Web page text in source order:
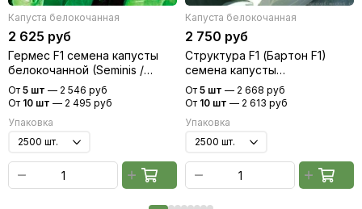
Капуста белокочанная
2 625 руб
Гермес F1 семена капусты
белокочанной (Seminis /
Семинис)
От 5 шт — 2 546 руб
От 10 шт — 2 495 руб
Упаковка
Капуста белокочанная
2 750 руб
Структура F1 (Бартон F1)
семена капусты
белокочанной (Hazera /
Хазера)
От 5 шт — 2 668 руб
От 10 шт — 2 613 руб
Упаковка